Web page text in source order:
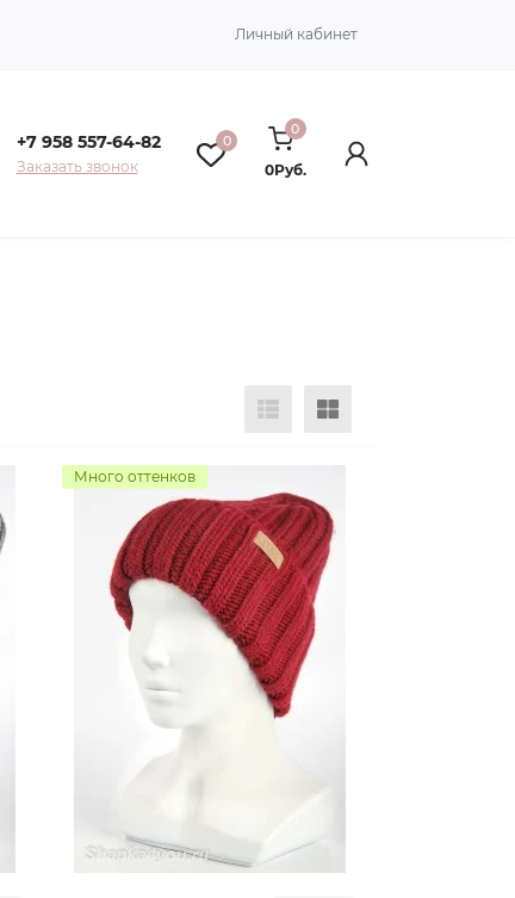
Личный кабинет
+7 958 557-64-82
Заказать звонок
0
0
0Руб.
Много оттенков